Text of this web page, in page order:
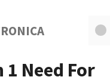
Need For